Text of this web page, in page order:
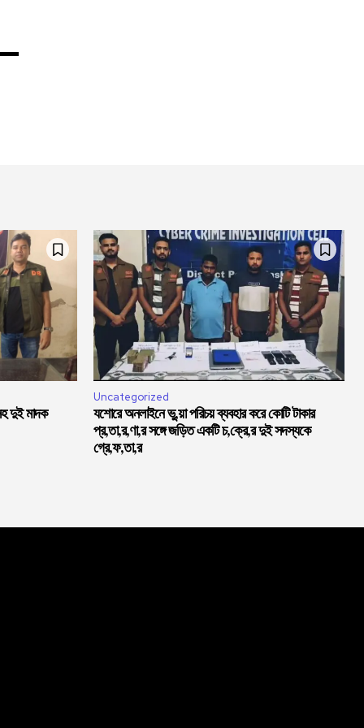
দুই মাদক
Uncategorized
যশোরে অনলাইনে ভু,য়া পরিচয় ব্যবহার করে কোটি টাকার
প্র,তা,র,ণা,র সঙ্গে জড়িত একটি চ,ক্রে,র দুই সদস্যকে
গ্রে,ফ,তা,র